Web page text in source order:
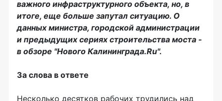
важного инфраструктурного объекта, но, в
итоге, еще больше запутал ситуацию. О
данных министра, городской администрации
и предыдущих сериях строительства моста -
в обзоре "Нового Калининграда.Ru".
За слова в ответе
Несколько десятков рабочих трудились над